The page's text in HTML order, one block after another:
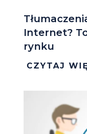
Internet?
rynku
CZYTAJ